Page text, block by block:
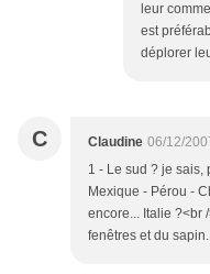
leur
est
déplorer
C Claudine 06/12/
1 - Le sud ? je sais,
Mexique - Pérou -
encore... Italie ?<br
fenêtres et du